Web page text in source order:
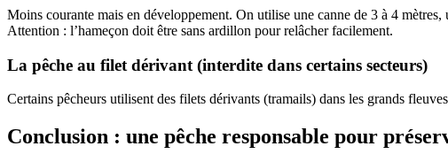
Moins courante mais en développement. On utilise une canne de 3 à 4
Attention : l’hameçon doit être sans ardillon pour relâcher facilement.
La pêche au filet dérivant (interdite dans certains secteurs)
Certains pêcheurs utilisent des filets dérivants (tramails) dans les grands
Conclusion : une pêche responsable pour